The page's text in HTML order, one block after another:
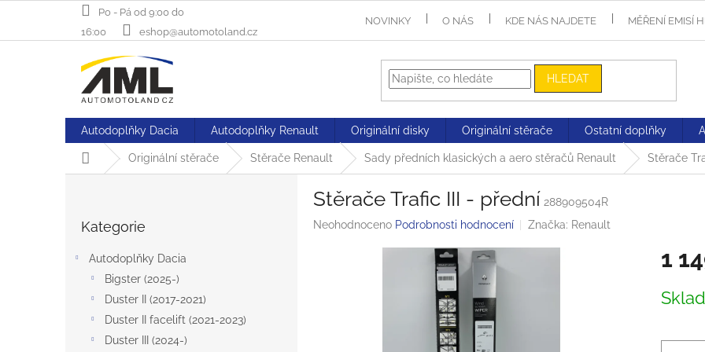
Po - Pá od 9:00 do
16:00
eshop@automotoland.cz
NOVINKY O NÁS KDE NÁS NAJDETE MĚŘENÍ EMISÍ
HLEDAT
Autodoplňky Dacia Autodoplňky Renault Originální disky Originální stěrače Ostatní doplňky
Domů Originální stěrače Stěrače Renault Sady předních klasických a aero stěračů Renault Stěrače
kategorie
Kategorie
Autodoplňky Dacia
Bigster (2025-)
Duster II (2017-2021)
Duster II facelift (2021-2023)
Duster III (2024-)
Stěrače Trafic III - přední 288909504R
Průměrné
Neohodnoceno Podrobnosti hodnocení Značka: Renault
1
cena: